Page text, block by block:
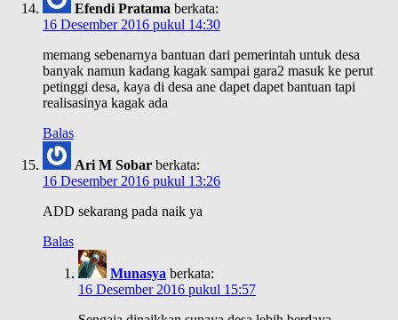
Efendi Pratama berkata:
16 Desember 2016 pukul 14:30
memang sebenarnya bantuan dari pemerintah untuk desa
banyak namun kadang kagak sampai gara2 masuk ke perut
petinggi desa, kaya di desa ane dapet dapet bantuan tapi
realisasinya kagak ada
Balas
Ari M Sobar berkata:
16 Desember 2016 pukul 13:26
ADD sekarang pada naik ya
Balas
Munasya berkata:
16 Desember 2016 pukul 15:57